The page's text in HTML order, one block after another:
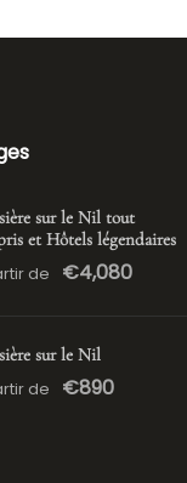
sur le Nil tout
et Hôtels légendaires
de €4,080
sur le Nil
de €890